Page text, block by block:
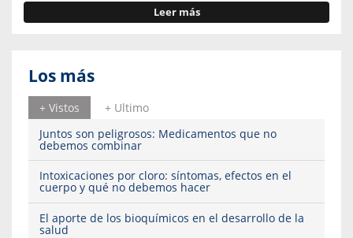
Leer más
Los más
+ Vistos
+ Ultimo
Juntos son peligrosos: Medicamentos que no
debemos combinar
Intoxicaciones por cloro: síntomas, efectos en el
cuerpo y qué no debemos hacer
El aporte de los bioquímicos en el desarrollo de la
salud